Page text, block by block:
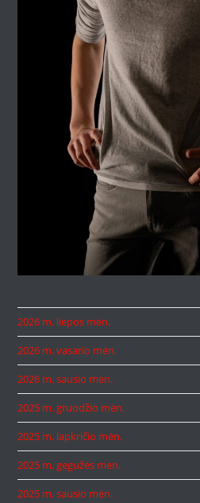
2026 m. liepos mėn.
2026 m. vasario mėn.
2026 m. sausio mėn.
2025 m. gruodžio mėn.
2025 m. lapkričio mėn.
2025 m. gegužės mėn.
2025 m. sausio mėn.